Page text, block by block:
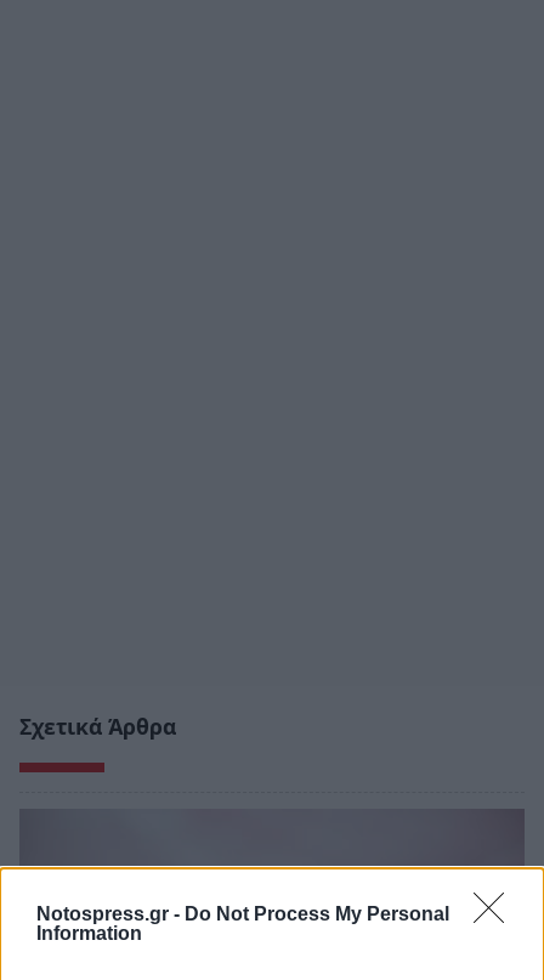
Notospress.gr - Do Not Process My Personal
Information
Σχετικά Άρθρα